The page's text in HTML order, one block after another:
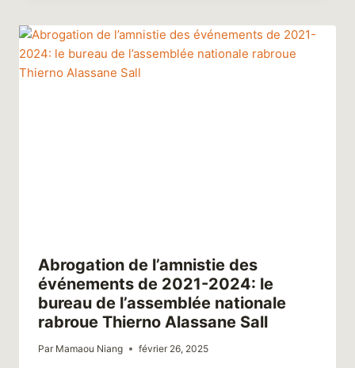
Abrogation de l’amnistie des
événements de 2021-2024: le
bureau de l’assemblée nationale
rabroue Thierno Alassane Sall
Par Mamaou Niang février 26, 2025